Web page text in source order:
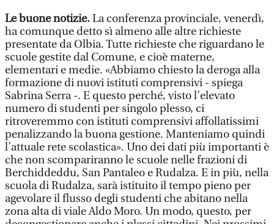
Le buone notizie.La conferenza provinciale, venerdì,
ha comunque detto sì almeno alle altre richieste
presentate da Olbia. Tutte richieste che riguardano le
scuole gestite dal Comune, e cioè materne,
elementari e medie. «Abbiamo chiesto la deroga alla
formazione di nuovi istituti comprensivi - spiega
Sabrina Serra -. E questo perché, visto l’elevato
numero di studenti per singolo plesso, ci
ritroveremmo con istituti comprensivi affollatissimi
penalizzando la buona gestione. Manteniamo quindi
l’attuale rete scolastica». Uno dei dati più importanti è
che non scompariranno le scuole nelle frazioni di
Berchiddeddu, San Pantaleo e Rudalza. E in più, nella
scuola di Rudalza, sarà istituito il tempo pieno per
agevolare il flusso degli studenti che abitano nella
zona alta di viale Aldo Moro. Un modo, questo, per